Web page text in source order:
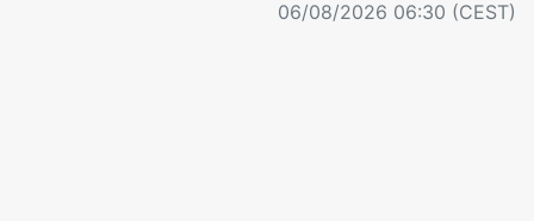
06/08/2026 06:30 (CEST)